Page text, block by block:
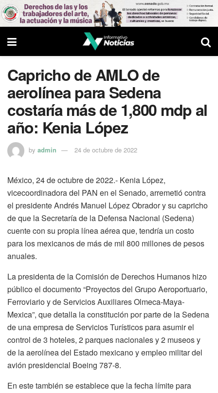
Capricho de AMLO de
aerolínea para Sedena
costaría más de 1,800 mdp al
año: Kenia López
by admin 24 de octubre de 2022
México, 24 de octubre de 2022.- Kenia López,
vicecoordinadora del PAN en el Senado, arremetió contra
el presidente Andrés Manuel López Obrador y su capricho
de que la Secretaría de la Defensa Nacional (Sedena)
cuente con su propia línea aérea que, tendría un costo
para los mexicanos de más de mil 800 millones de pesos
anuales.
La presidenta de la Comisión de Derechos Humanos hizo
público el documento “Proyectos del Grupo Aeroportuario,
Ferroviario y de Servicios Auxiliares Olmeca-Maya-
Mexica”, que detalla la constitución por parte de la Sedena
de una empresa de Servicios Turísticos para asumir el
control de 3 hoteles, 2 parques nacionales y 2 museos y
de la aerolínea del Estado mexicano y empleo militar del
avión presidencial Boeing 787-8.
En este también se establece que la fecha límite para